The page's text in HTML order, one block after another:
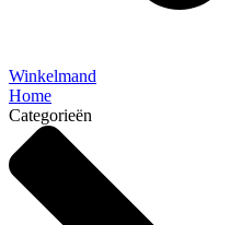
Winkelmand
Home
Categorieën